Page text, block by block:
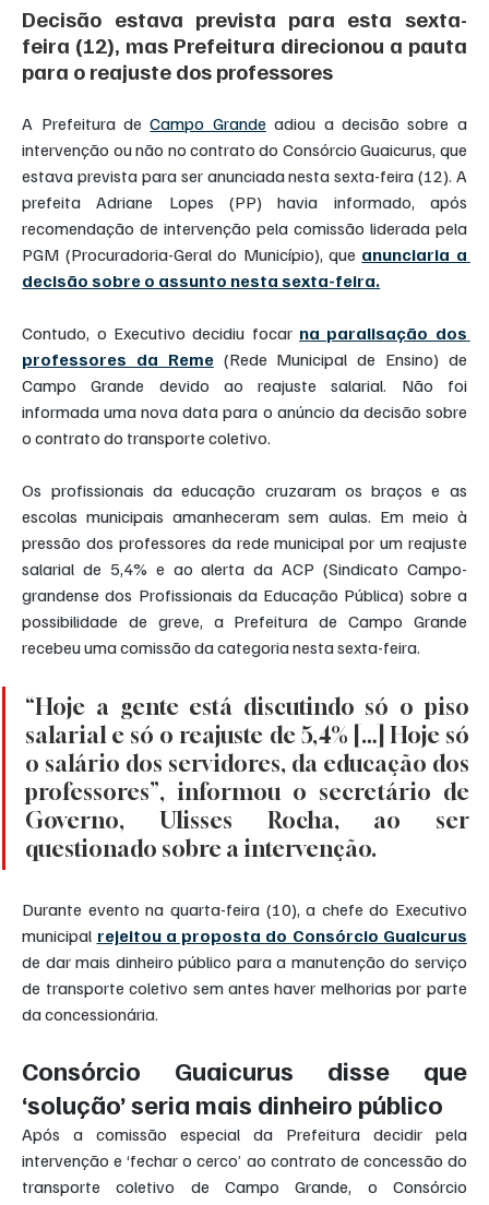
Decisão estava prevista para esta sexta-
feira (12), mas Prefeitura direcionou a pauta
para o reajuste dos professores
A Prefeitura de Campo Grande adiou a decisão sobre a
intervenção ou não no contrato do Consórcio Guaicurus, que
estava prevista para ser anunciada nesta sexta-feira (12). A
prefeita Adriane Lopes (PP) havia informado, após
recomendação de intervenção pela comissão liderada pela
PGM (Procuradoria-Geral do Município), que anunciaria a
decisão sobre o assunto nesta sexta-feira.
Contudo, o Executivo decidiu focar na paralisação dos
professores da Reme (Rede Municipal de Ensino) de
Campo Grande devido ao reajuste salarial. Não foi
informada uma nova data para o anúncio da decisão sobre
o contrato do transporte coletivo.
Os profissionais da educação cruzaram os braços e as
escolas municipais amanheceram sem aulas. Em meio à
pressão dos professores da rede municipal por um reajuste
salarial de 5,4% e ao alerta da ACP (Sindicato Campo-
grandense dos Profissionais da Educação Pública) sobre a
possibilidade de greve, a Prefeitura de Campo Grande
recebeu uma comissão da categoria nesta sexta-feira.
“Hoje a gente está discutindo só o piso
salarial e só o reajuste de 5,4% […] Hoje só
o salário dos servidores, da educação dos
professores”, informou o secretário de
Governo, Ulisses Rocha, ao ser
questionado sobre a intervenção.
Durante evento na quarta-feira (10), a chefe do Executivo
municipal rejeitou a proposta do Consórcio Guaicurus
de dar mais dinheiro público para a manutenção do serviço
de transporte coletivo sem antes haver melhorias por parte
da concessionária.
Consórcio Guaicurus disse que
‘solução’ seria mais dinheiro público
Após a comissão especial da Prefeitura decidir pela
intervenção e ‘fechar o cerco’ ao contrato de concessão do
transporte coletivo de Campo Grande, o Consórcio